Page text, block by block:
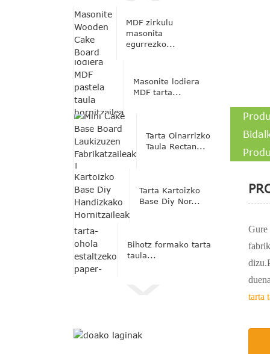
MDF zirkulu
masonita
egurrezko...
Masonite lodiera
MDF tarta...
Tarta Oinarrizko
Taula Rectan...
Tarta Kartoizko
Base Diy Nor...
Bihotz formako tarta
taula...
Gure
tarta